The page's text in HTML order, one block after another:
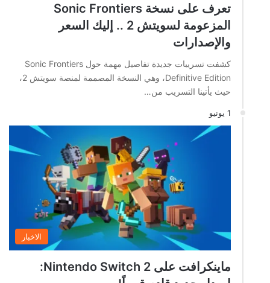
تعرف على نسخة Sonic Frontiers
المزعومة لسويتش 2 .. إليك السعر
والإصدارات
كشفت تسريبات جديدة تفاصيل مهمة حول Sonic Frontiers
Definitive Edition، وهي النسخة المصممة لمنصة سويتش 2،
حيث يأتينا التسريب من…
1 يونيو
الاخبار
ماينكرافت على Nintendo Switch 2: